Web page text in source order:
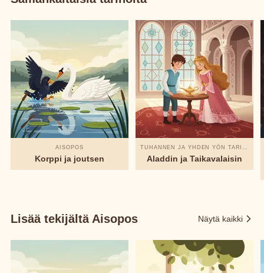
AISOPOS
Korppi ja joutsen
TUHANNEN JA YHDEN YÖN TARINAT
Aladdin ja Taikavalaisin
Lisää tekijältä Aisopos Näytä kaikki